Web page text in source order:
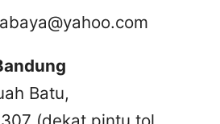
Batu,